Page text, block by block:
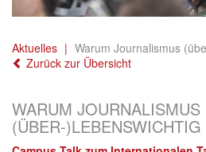
Aktuelles
Warum Journalismus
Zurück zur Übersicht
WARUM JOURNALISMUS
(ÜBER-)LEBENSWICHTIG